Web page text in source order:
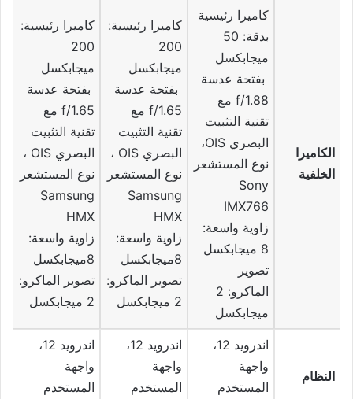
الكاميرا
الخلفية
كاميرا رئيسية
بدقة: 50
ميجابكسل
بفتحة عدسة
f/1.88 مع
تقنية التثبيت
البصري OIS،
نوع المستشعر
Sony
IMX766
زاوية واسعة:
8 ميجابكسل
تصوير
الماكرو: 2
ميجابكسل
كاميرا رئيسية:
200
ميجابكسل
بفتحة عدسة
f/1.65 مع
تقنية التثبيت
البصري OIS ،
نوع المستشعر
Samsung
HMX
زاوية واسعة:
8ميجابكسل
تصوير الماكرو:
2 ميجابكسل
كاميرا رئيسية:
200
ميجابكسل
بفتحة عدسة
f/1.65 مع
تقنية التثبيت
البصري OIS ،
نوع المستشعر
Samsung
HMX
زاوية واسعة:
8ميجابكسل
تصوير الماكرو:
2 ميجابكسل
النظام
اندرويد 12،
واجهة
المستخدم
اندرويد 12،
واجهة
المستخدم
اندرويد 12،
واجهة
المستخدم